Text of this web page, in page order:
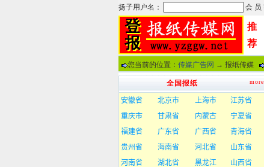
推
荐
您当前的位置： 传媒广告网 → 报纸传媒
more
全国报纸